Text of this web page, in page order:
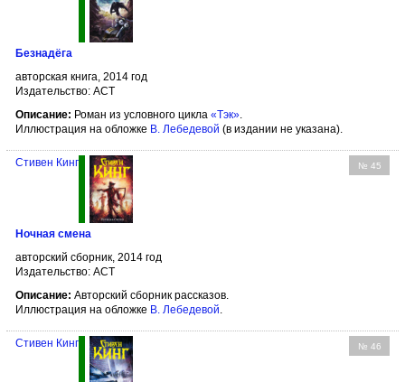
Безнадёга
авторская книга, 2014 год
Издательство: АСТ
Описание: Роман из условного цикла «Тэк»
Иллюстрация на обложке В. Лебедевой (в издании не указана).
№ 45
Стивен Кинг
Ночная смена
авторский сборник, 2014 год
Издательство: АСТ
Описание: Авторский сборник рассказов.
Иллюстрация на обложке В. Лебедевой
№ 46
Стивен Кинг